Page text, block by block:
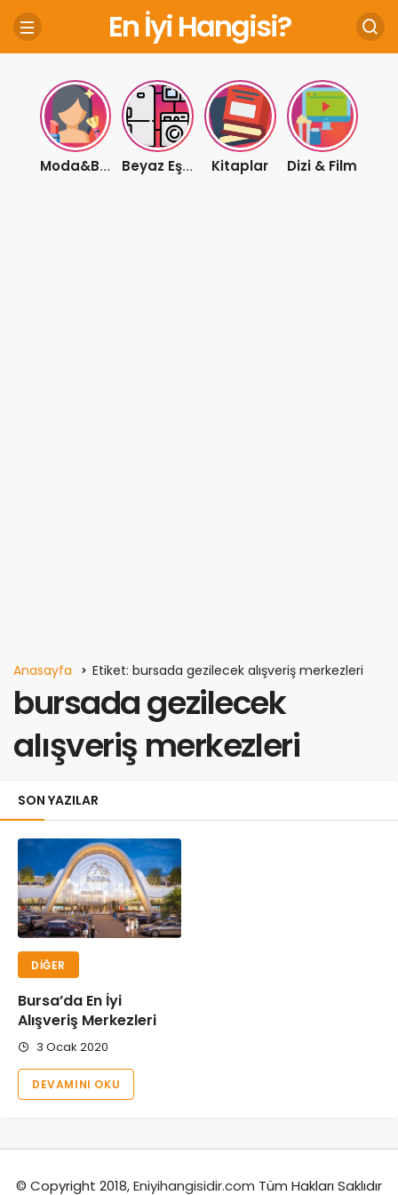
En İyi Hangisi?
Moda&Bakım Beyaz Eşya Kitaplar Dizi & Film
Anasayfa Etiket: bursada gezilecek alışveriş merkezleri
bursada gezilecek
alışveriş merkezleri
SON YAZILAR
DIĞER
Bursa’da En İyi
Alışveriş Merkezleri
3 Ocak 2020
DEVAMINI OKU
© Copyright 2018,Eniyihangisidir.com Tüm Hakları Saklıdır